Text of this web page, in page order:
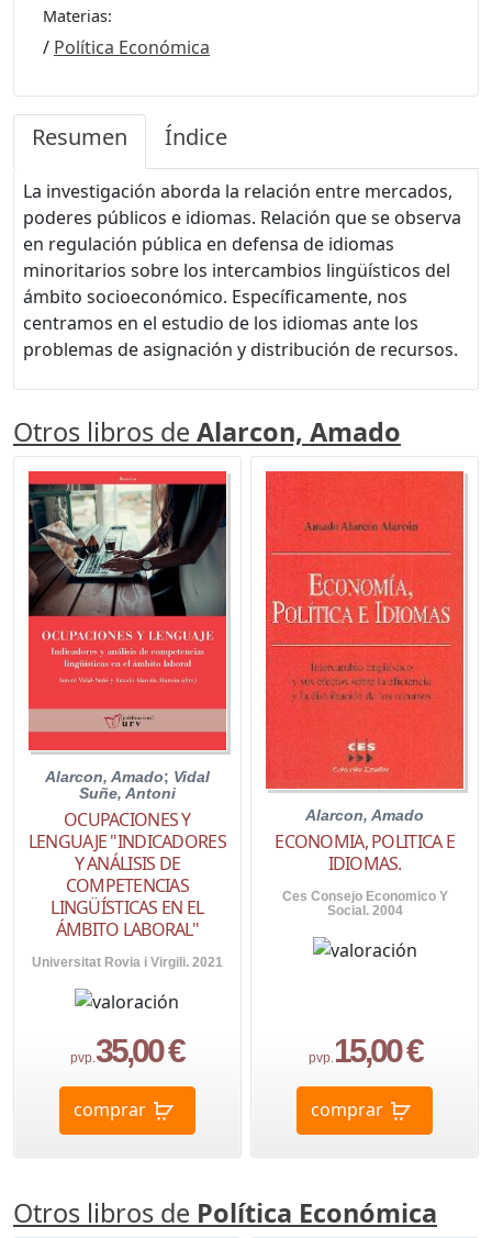
Materias:
/ Política Económica
Resumen Índice
La investigación aborda la relación entre mercados,
poderes públicos e idiomas. Relación que se observa
en regulación pública en defensa de idiomas
minoritarios sobre los intercambios lingüísticos del
ámbito socioeconómico. Específicamente, nos
centramos en el estudio de los idiomas ante los
problemas de asignación y distribución de recursos.
Otros libros de Alarcon, Amado
Alarcon, Amado; Vidal
Suñe, Antoni
OCUPACIONES Y
LENGUAJE "INDICADORES
Y ANÁLISIS DE
COMPETENCIAS
LINGÜÍSTICAS EN EL
ÁMBITO LABORAL"
Universitat Rovia i Virgili. 2021
pvp.35,00 €
comprar
Alarcon, Amado
ECONOMIA, POLITICA E
IDIOMAS.
Ces Consejo Economico Y
Social. 2004
pvp.15,00 €
comprar
Otros libros de Política Económica